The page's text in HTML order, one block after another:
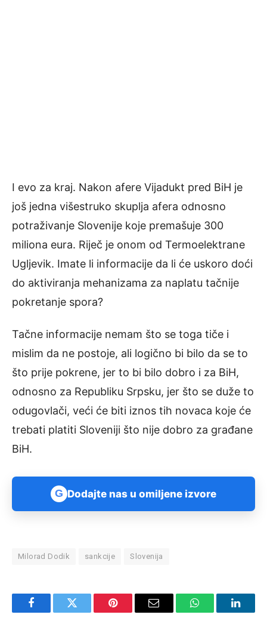
I evo za kraj. Nakon afere Vijadukt pred BiH je
još jedna višestruko skuplja afera odnosno
potraživanje Slovenije koje premašuje 300
miliona eura. Riječ je onom od Termoelektrane
Ugljevik. Imate li informacije da li će uskoro doći
do aktiviranja mehanizama za naplatu tačnije
pokretanje spora?
Tačne informacije nemam što se toga tiče i
mislim da ne postoje, ali logično bi bilo da se to
što prije pokrene, jer to bi bilo dobro i za BiH,
odnosno za Republiku Srpsku, jer što se duže to
odugovlači, veći će biti iznos tih novaca koje će
trebati platiti Sloveniji što nije dobro za građane
BiH.
G Dodajte nas u omiljene izvore
Milorad Dodik sankcije Slovenija
FacebookTwitter Pinterest Email WhatsApp